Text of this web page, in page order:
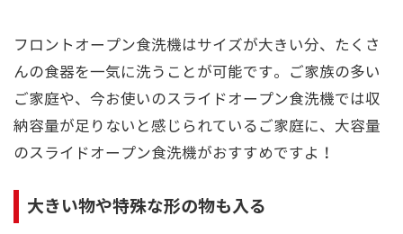
フロントオープン食洗機はサイズが大きい分、たくさ
んの食器を一気に洗うことが可能です。ご家族の多い
ご家庭や、今お使いのスライドオープン食洗機では収
納容量が足りないと感じられているご家庭に、大容量
のスライドオープン食洗機がおすすめですよ！
大きい物や特殊な形の物も入る